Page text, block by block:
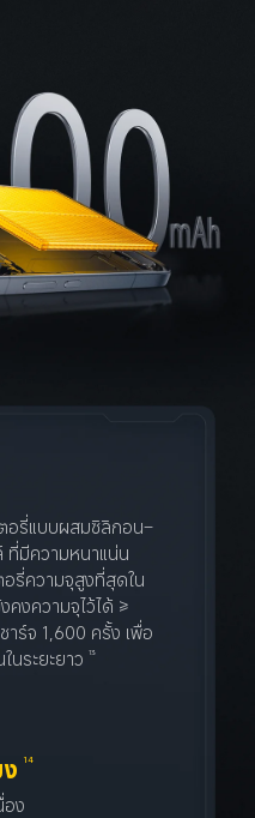
อรี่แบบผสมซิลิกอน–
ที่มีความหนาแน่น
รี่ความจุสูงที่สุดใน
คงความจุไว้ได้ ≥
าร์จ 1,600 ครั้ง เพื่อ
นระยะยาว
13
14
อง